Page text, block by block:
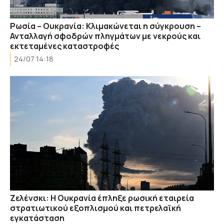
Ρωσία – Ουκρανία: Κλιμακώνεται η σύγκρουση –
Ανταλλαγή σφοδρών πληγμάτων με νεκρούς και
εκτεταμένες καταστροφές
24/07 14:18
Ζελένσκι: Η Ουκρανία έπληξε ρωσική εταιρεία
στρατιωτικού εξοπλισμού και πετρελαϊκή
εγκατάσταση